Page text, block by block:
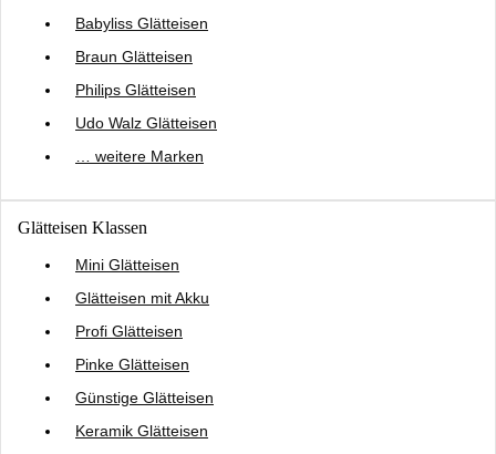
Babyliss Glätteisen
Braun Glätteisen
Philips Glätteisen
Udo Walz Glätteisen
… weitere Marken
Glätteisen Klassen
Mini Glätteisen
Glätteisen mit Akku
Profi Glätteisen
Pinke Glätteisen
Günstige Glätteisen
Keramik Glätteisen